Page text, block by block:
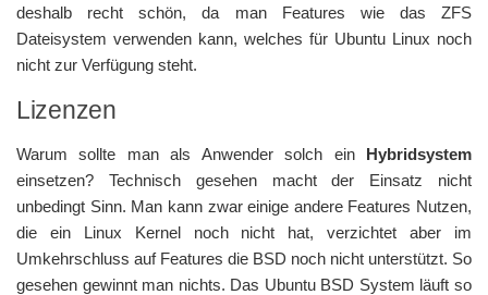
deshalb recht schön, da man Features wie das ZFS
Dateisystem verwenden kann, welches für Ubuntu Linux noch
nicht zur Verfügung steht.
Lizenzen
Warum sollte man als Anwender solch ein Hybridsystem
einsetzen? Technisch gesehen macht der Einsatz nicht
unbedingt Sinn. Man kann zwar einige andere Features Nutzen,
die ein Linux Kernel noch nicht hat, verzichtet aber im
Umkehrschluss auf Features die BSD noch nicht unterstützt. So
gesehen gewinnt man nichts. Das Ubuntu BSD System läuft so